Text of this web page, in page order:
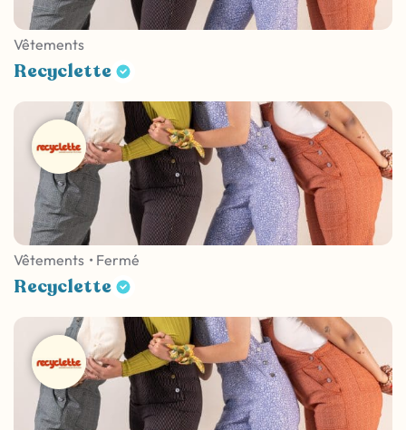
Vêtements
Recyclette
Vêtements • Fermé
Recyclette